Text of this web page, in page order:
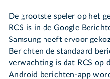
De grootste speler op het
RCS is in de Google
Samsung heeft ervoor
Berichten de standaard
verwachting is dat RCS op
Android berichten-app